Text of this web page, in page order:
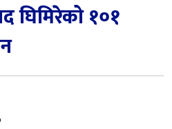
घिमिरेको १०१